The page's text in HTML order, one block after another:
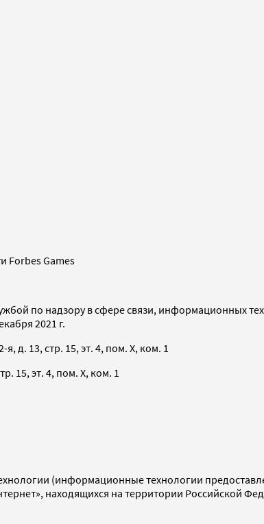
Forbes Games
по надзору в сфере связи, информационных
2021 г.
д. 13, стр. 15, эт. 4, пом. X, ком. 1
15, эт. 4, пом. X, ком. 1
(информационные технологии
находящихся на территории Российской